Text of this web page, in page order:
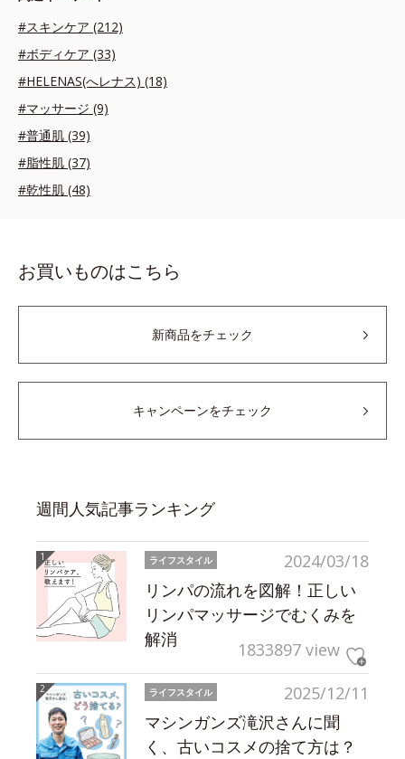
#スキンケア (212)
#ボディケア (33)
#HELENAS(へレナス) (18)
#マッサージ (9)
#普通肌 (39)
#脂性肌 (37)
#乾性肌 (48)
お買いものはこちら
新商品をチェック
キャンペーンをチェック
週間人気記事ランキング
2024/03/18
ライフスタイル
リンパの流れを図解！正しい
リンパマッサージでむくみを
解消
1833897 view
2025/12/11
ライフスタイル
マシンガンズ滝沢さんに聞
く、古いコスメの捨て方は？